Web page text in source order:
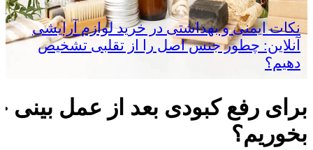
نکات ایمنی و بهداشتی در خرید لوازم آرایشی
آنلاین: چطور جنس اصل را از تقلبی تشخیص
دهیم؟
برای رفع کبودی بعد از عمل بینی
بخوریم؟